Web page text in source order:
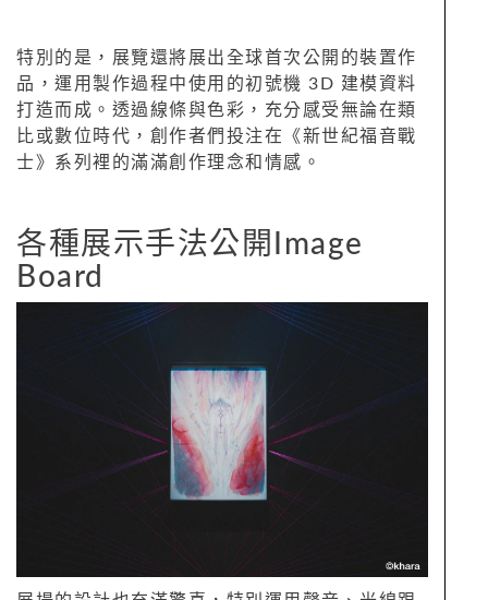
特別的是，展覽還將展出全球首次公開的裝置作
品，運用製作過程中使用的初號機 3D 建模資料
打造而成。透過線條與色彩，充分感受無論在類
比或數位時代，創作者們投注在《新世紀福音戰
士》系列裡的滿滿創作理念和情感。
各種展示手法公開Image
Board